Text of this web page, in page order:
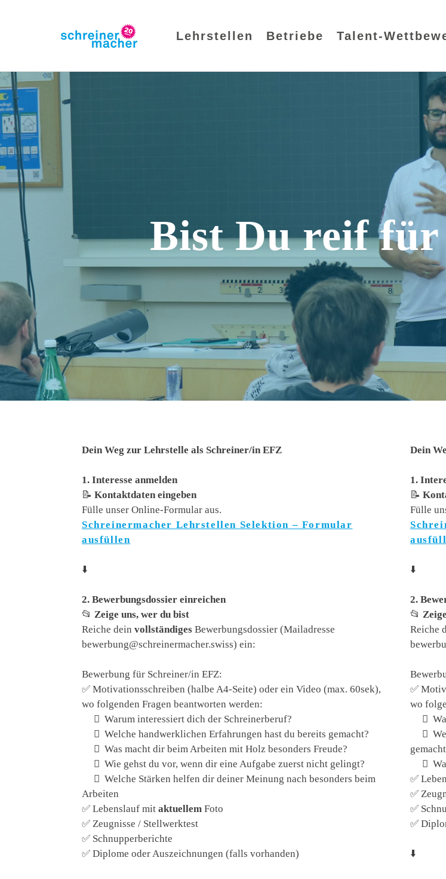
Lehrstellen Betriebe Talent-
Dein Weg zur Lehrstelle als Schreiner/in EFZ
1. Interesse anmelden
📝 Kontaktdaten eingeben
Fülle unser Online-Formular aus.
Schreinermacher Lehrstellen Selektion – Formular
ausfüllen
⬇️
2. Bewerbungsdossier einreichen
📂 Zeige uns, wer du bist
Reiche dein vollständiges Bewerbungsdossier (Mailadresse
bewerbung@schreinermacher.swiss) ein:
Bewerbung für Schreiner/in EFZ:
✅ Motivationsschreiben (halbe A4-Seite) oder ein Video (max. 60sek),
wo folgenden Fragen beantworten werden:
 Warum interessiert dich der Schreinerberuf?
 Welche handwerklichen Erfahrungen hast du bereits gemacht?
 Was macht dir beim Arbeiten mit Holz besonders Freude?
 Wie gehst du vor, wenn dir eine Aufgabe zuerst nicht gelingt?
 Welche Stärken helfen dir deiner Meinung nach besonders beim
Arbeiten
✅ Lebenslauf mit aktuellem Foto
✅ Zeugnisse / Stellwerktest
✅ Schnupperberichte
✅ Diplome oder Auszeichnungen (falls vorhanden)
Dein
1.
📝
Fülle
⬇️
2.
📂
Reiche
✅
wo



✅
✅
✅
✅
⬇️